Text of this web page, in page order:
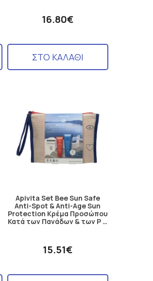
16.80€
ΣΤΟ ΚΑΛΑΘΙ
Apivita Set Bee Sun Safe
Anti-Spot & Anti-Age Sun
Protection Κρέμα Προσώπου
Κατά των Πανάδων & των Ρ …
15.51€